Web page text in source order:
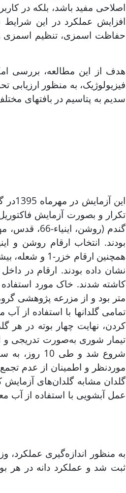
اصلاحی مفید باشد، بلکه در
افزایش عملکرد در این
حفاظت اسمزی، تنظیم اسمزی و
هدف از این مطالعه، بررسی
فیزیولوژیک، به منظور
سدیم به پتاسیم در بافت­های
این
تکرار و بصورت آزمایش
متر بود و از مزرعه پژوهشی
کردن، نهایت چهار بوته در هر
موردنظر و اطمینان از عدم
گلدان مشابه گلدان‌های
عمل آب­شویی با استفاده از آب
به ‌منظور اندازه‌گیری عملکرد،
ثبت شد و عملکرد دانه در هر